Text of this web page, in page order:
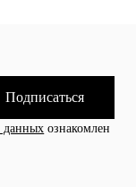
Подписаться
данных ознакомлен